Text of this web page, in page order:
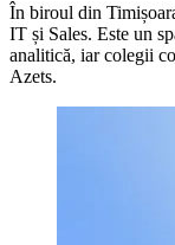
În biroul din
IT și Sales. Este un
analitică, iar colegii
Azets.